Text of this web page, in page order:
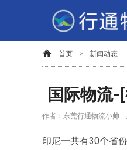
首页 > 新闻动态
国际物流-
作者：东莞行通物流小
印尼一共有30个省